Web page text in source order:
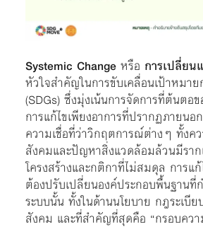
Systemic Changeหรือ การเปลี่ยน
หัวใจสำคัญในการขับเคลื่อนเป้าหมา
(SDGs) ซึ่งมุ่งเน้นการจัดการที่ต้นตอ
การแก้ไขเพียงอาการที่ปรากฏภายน
ความเชื่อที่ว่าวิกฤตการณ์ต่างๆ ทั้งค
สังคมและปัญหาสิ่งแวดล้อมล้วนมีราก
โครงสร้างและกติกาที่ไม่สมดุล การแ
ต้องปรับเปลี่ยนองค์ประกอบพื้นฐานที่
ระบบนั้น ทั้งในด้านนโยบาย กฎระเบี
สังคม และที่สำคัญที่สุดคือ “กรอบคว